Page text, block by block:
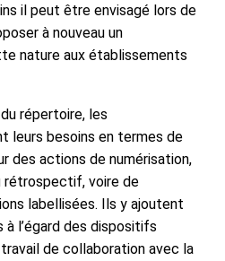
il peut être envisagé lors de
à nouveau un
nature aux établissements
répertoire, les
leurs besoins en termes de
des actions de numérisation,
rétrospectif, voire de
labellisées. Ils y ajoutent
l’égard des dispositifs
de collaboration avec la